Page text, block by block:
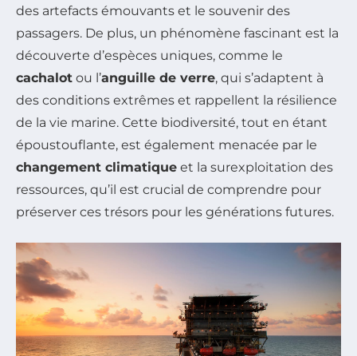
des artefacts émouvants et le souvenir des
passagers. De plus, un phénomène fascinant est la
découverte d’espèces uniques, comme le
cachalot ou l’anguille de verre, qui s’adaptent à
des conditions extrêmes et rappellent la résilience
de la vie marine. Cette biodiversité, tout en étant
époustouflante, est également menacée par le
changement climatique et la surexploitation des
ressources, qu’il est crucial de comprendre pour
préserver ces trésors pour les générations futures.